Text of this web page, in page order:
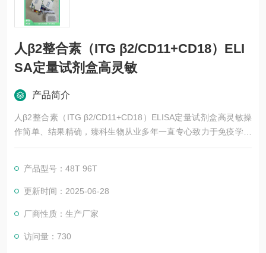
人β2整合素（ITG β2/CD11+CD18）ELI
SA定量试剂盒高灵敏
产品简介
人β2整合素（ITG β2/CD11+CD18）ELISA定量试剂盒高灵敏操
作简单、结果精确，臻科生物从业多年一直专心致力于免疫学技
术的积累与发展，以其优质的产品质量与专业的技术服务，赢得
单位保持良好的合作关系，共同努力合作共赢。
产品型号：48T 96T
更新时间：2025-06-28
厂商性质：生产厂家
访问量：730